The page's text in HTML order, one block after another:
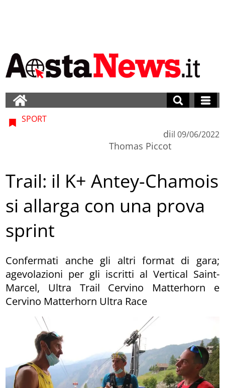
SPORT
di
Thomas Piccot
il 09/06/2022
Trail: il K+ Antey-Chamois
si allarga con una prova
sprint
Confermati anche gli altri format di gara;
agevolazioni per gli iscritti al Vertical Saint-
Marcel, Ultra Trail Cervino Matterhorn e
Cervino Matterhorn Ultra Race